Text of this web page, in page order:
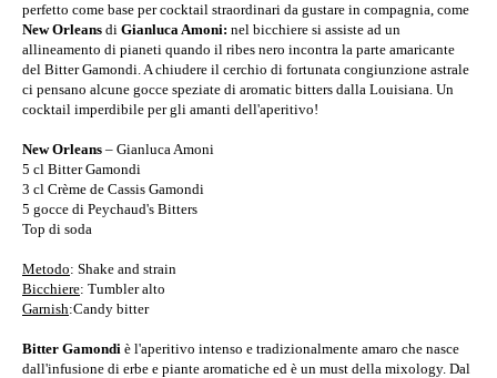
perfetto come base per cocktail straordinari da gustare in compagnia, come
New Orleans di Gianluca Amoni: nel bicchiere si assiste ad un
allineamento di pianeti quando il ribes nero incontra la parte amaricante
del Bitter Gamondi. A chiudere il cerchio di fortunata congiunzione astrale
ci pensano alcune gocce speziate di aromatic bitters dalla Louisiana. Un
cocktail imperdibile per gli amanti dell'aperitivo!
New Orleans – Gianluca Amoni
5 cl Bitter Gamondi
3 cl Crème de Cassis Gamondi
5 gocce di Peychaud's Bitters
Top di soda
Metodo: Shake and strain
Bicchiere: Tumbler alto
Garnish:Candy bitter
Bitter Gamondi è l'aperitivo intenso e tradizionalmente amaro che nasce
dall'infusione di erbe e piante aromatiche ed è un must della mixology. Dal